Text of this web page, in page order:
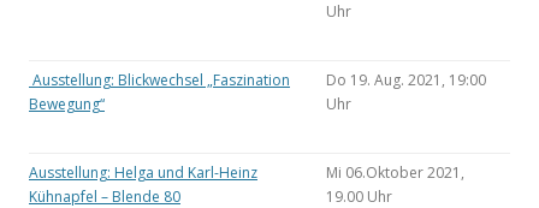
Uhr
Ausstellung: Blickwechsel „Faszination
Bewegung“
Do 19. Aug. 2021, 19:00
Uhr
Ausstellung: Helga und Karl-Heinz
Kühnapfel – Blende 80
Mi 06.Oktober 2021,
19.00 Uhr